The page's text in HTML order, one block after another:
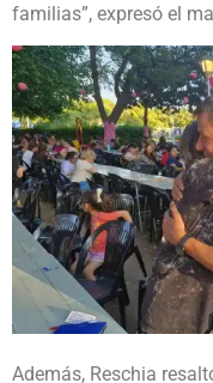
familias”, expresó el
Además, Reschia